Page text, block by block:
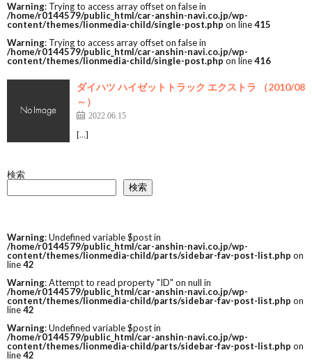
Warning: Trying to access array offset on false in
/home/r0144579/public_html/car-anshin-navi.co.jp/wp-
content/themes/lionmedia-child/single-post.php on line415
Warning: Trying to access array offset on false in
/home/r0144579/public_html/car-anshin-navi.co.jp/wp-
content/themes/lionmedia-child/single-post.php on line416
ダイハツ ハイゼットトラック エクストラ （2010/08
～）
2022.06.15
[…]
検索
検索
Warning: Undefined variable $post in
/home/r0144579/public_html/car-anshin-navi.co.jp/wp-
content/themes/lionmedia-child/parts/sidebar-fav-post-list.php on
line42
Warning: Attempt to read property "ID" on null in
/home/r0144579/public_html/car-anshin-navi.co.jp/wp-
content/themes/lionmedia-child/parts/sidebar-fav-post-list.php on
line42
Warning: Undefined variable $post in
/home/r0144579/public_html/car-anshin-navi.co.jp/wp-
content/themes/lionmedia-child/parts/sidebar-fav-post-list.php on
line42